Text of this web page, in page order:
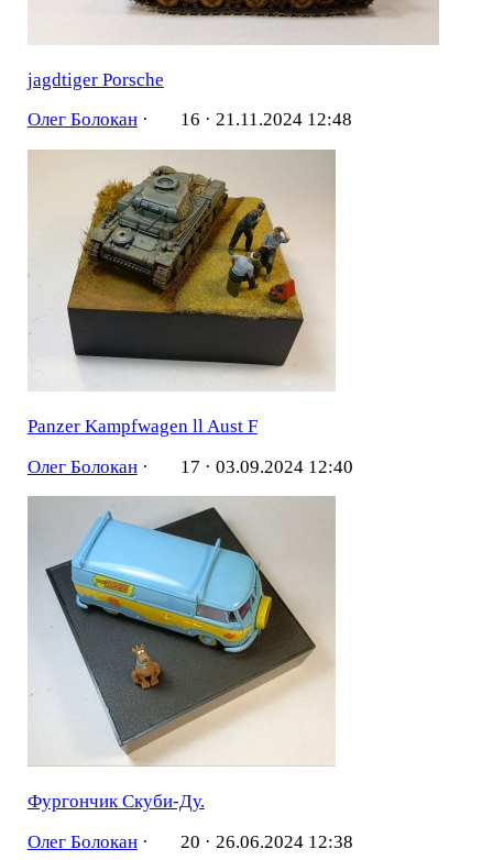
jagdtiger Porsche
Олег Болокан· 16 · 21.11.2024 12:48
Panzer Kampfwagen ll Aust F
Олег Болокан· 17 · 03.09.2024 12:40
Фургончик Скуби-Ду.
Олег Болокан· 20 · 26.06.2024 12:38